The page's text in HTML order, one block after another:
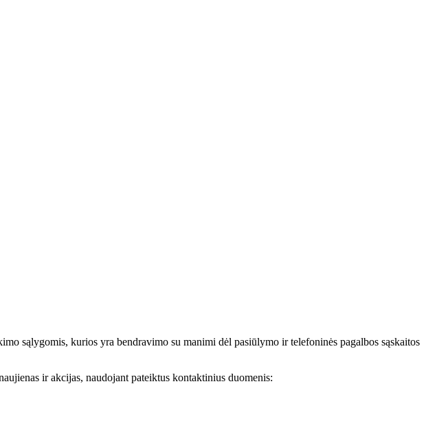
sąlygomis, kurios yra bendravimo su manimi dėl pasiūlymo ir telefoninės pagalbos sąskaitos
ir akcijas, naudojant pateiktus kontaktinius duomenis: